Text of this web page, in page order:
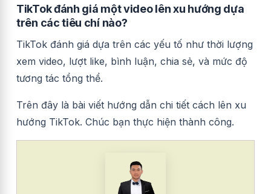
TikTok đánh giá một video lên xu hướng dựa
trên các tiêu chí nào?
TikTok đánh giá dựa trên các yếu tố như thời lượng
xem video, lượt like, bình luận, chia sẻ, và mức độ
tương tác tổng thể.
Trên đây là bài viết hướng dẫn chi tiết cách lên xu
hướng TikTok. Chúc bạn thực hiện thành công.